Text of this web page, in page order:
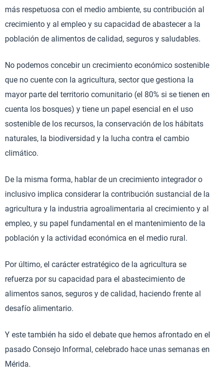
más respetuosa con el medio ambiente, su contribución al
crecimiento y al empleo y su capacidad de abastecer a la
población de alimentos de calidad, seguros y saludables.
No podemos concebir un crecimiento económico sostenible
que no cuente con la agricultura, sector que gestiona la
mayor parte del territorio comunitario (el 80% si se tienen en
cuenta los bosques) y tiene un papel esencial en el uso
sostenible de los recursos, la conservación de los hábitats
naturales, la biodiversidad y la lucha contra el cambio
climático.
De la misma forma, hablar de un crecimiento integrador o
inclusivo implica considerar la contribución sustancial de la
agricultura y la industria agroalimentaria al crecimiento y al
empleo, y su papel fundamental en el mantenimiento de la
población y la actividad económica en el medio rural.
Por último, el carácter estratégico de la agricultura se
refuerza por su capacidad para el abastecimiento de
alimentos sanos, seguros y de calidad, haciendo frente al
desafío alimentario.
Y este también ha sido el debate que hemos afrontado en el
pasado Consejo Informal, celebrado hace unas semanas en
Mérida.